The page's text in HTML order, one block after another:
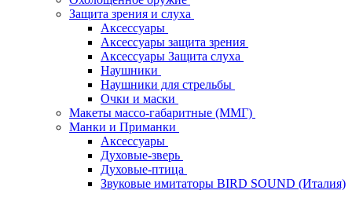
Защита зрения и слуха
Аксессуары
Аксессуары защита зрения
Аксессуары Защита слуха
Наушники
Наушники для стрельбы
Очки и маски
Макеты массо-габаритные (ММГ)
Манки и Приманки
Аксессуары
Духовые-зверь
Духовые-птица
Звуковые имитаторы BIRD SOUND (Италия)